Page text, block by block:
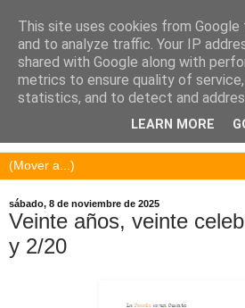
sábado, 8 de noviembre de 2025
Veinte años, veinte
y 2/20
This site uses cookies from
and to analyze traffic. Your IP
shared with Google along with
metrics to ensure quality of
statistics, and to detect and
LEARN MORE